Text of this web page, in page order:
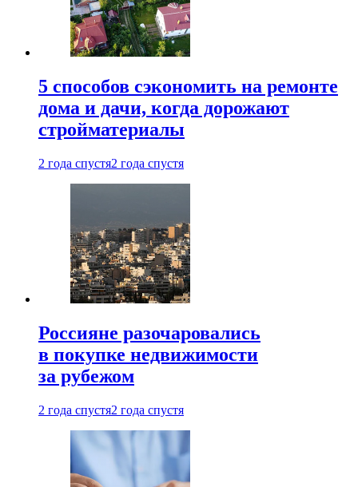
5 способов сэкономить на ремонте
дома и дачи, когда дорожают
стройматериалы
2 года спустя2 года спустя
Россияне разочаровались
в покупке недвижимости
за рубежом
2 года спустя2 года спустя